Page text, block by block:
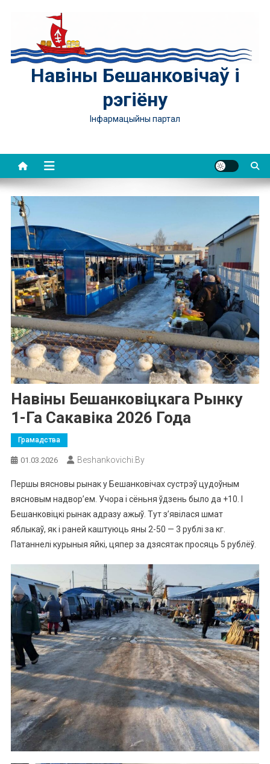
Навіны Бешанковічаў і
рэгіёну
Інфармацыйны партал
Навіны Бешанковіцкага Рынку
1-Га Сакавіка 2026 Года
Грамадства
01.03.2026 Beshankovichi.by
Першы вясновы рынак у Бешанковічах сустрэў цудоўным
вясновым надвор’ем. Учора і сёньня ўдзень было да +10. І
Бешанковіцкі рынак адразу ажыў. Тут з’явілася шмат
яблыкаў, як і раней каштуюць яны 2-50 — 3 рублі за кг.
Патаннелі курыныя яйкі, цяпер за дзясятак просяць 5 рублёў.